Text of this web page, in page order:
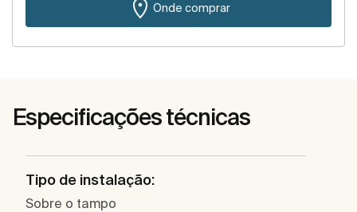
Onde comprar
Especificações técnicas
Tipo de instalação:
Sobre o tampo